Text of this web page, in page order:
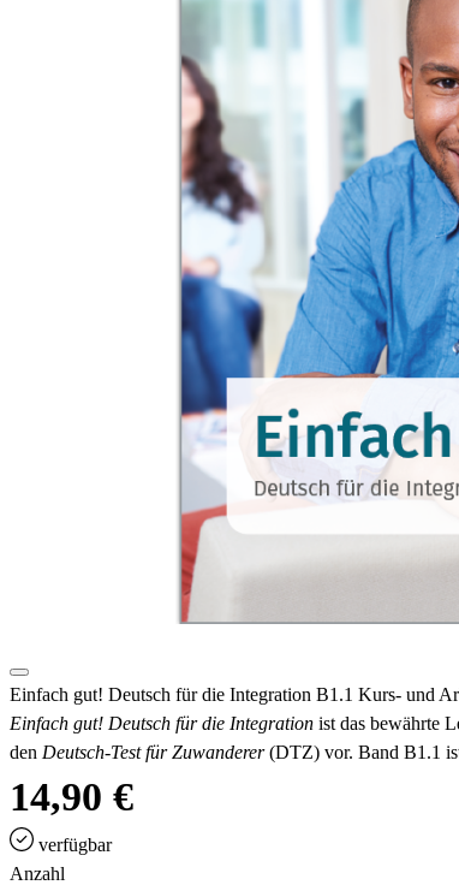
Einfach gut! Deutsch für die Integration B1.1 Kurs- und
Einfach gut! Deutsch für die Integration ist das bewährte
den Deutsch-Test für Zuwanderer(DTZ) vor. Band B1.1
14,90 €
verfügbar
Anzahl